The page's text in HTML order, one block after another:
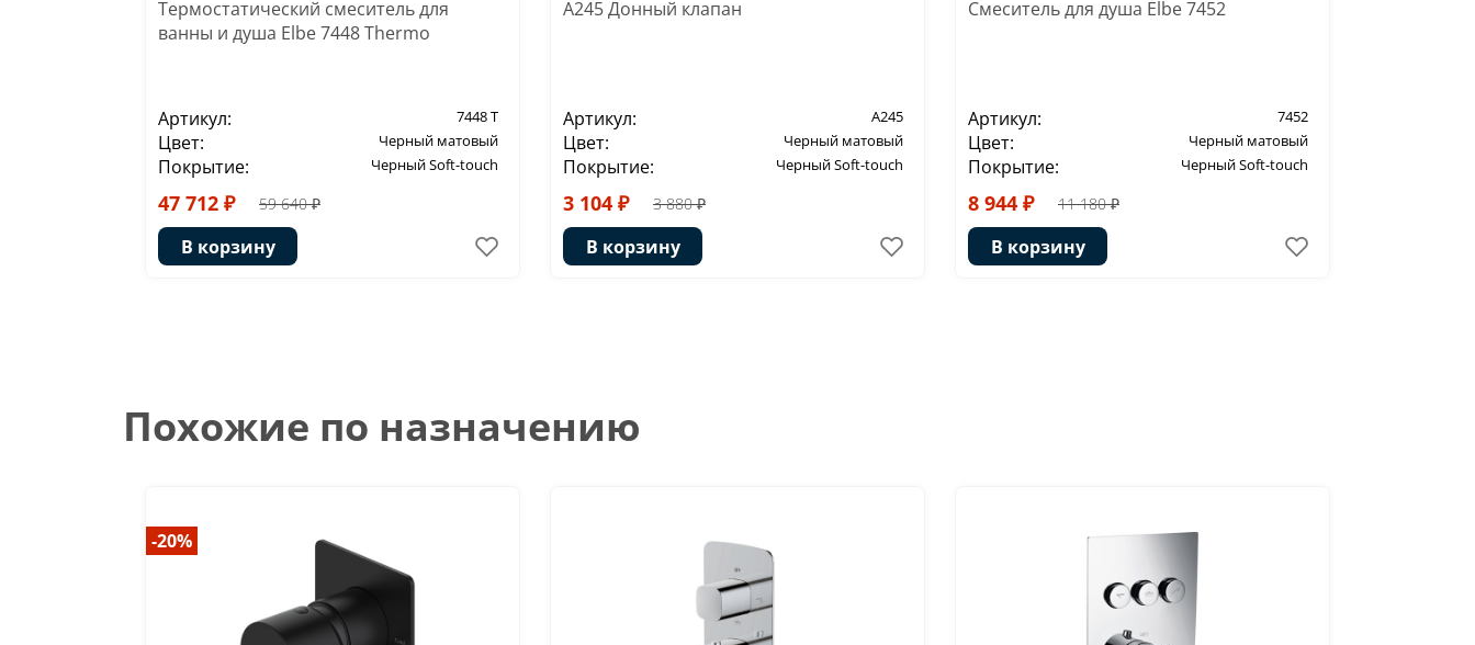
Термостатический смеситель для
ванны и душа Elbe 7448 Thermo
Артикул: 7448 T
Цвет: Черный матовый
Покрытие: Черный Soft-touch
47 712 ₽ 59 640 ₽
В корзину
A245 Донный клапан
Артикул: A245
Цвет: Черный матовый
Покрытие: Черный Soft-touch
3 104 ₽ 3 880 ₽
В корзину
Смеситель для душа Elbe 7452
Артикул: 7452
Цвет: Черный матовый
Покрытие: Черный Soft-touch
8 944 ₽ 11 180 ₽
В корзину
Похожие по назначению
-20%